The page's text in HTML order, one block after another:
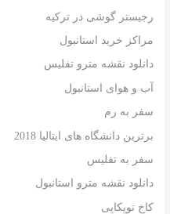
رجیستر گوشی در ترکیه
مراکز خرید استانبول
دانلود نقشه مترو تفلیس
آب و هوای استانبول
سفر به رم
برترین دانشگاه های ایتالیا 2018
سفر به تفلیس
دانلود نقشه مترو استانبول
کاخ توپکاپی